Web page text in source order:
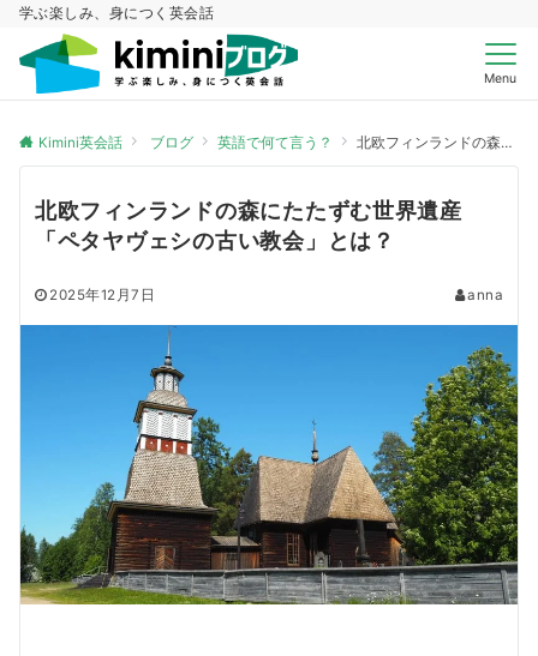
学ぶ楽しみ、身につく英会話
Menu
Kimini英会話 ブログ 英語で何て言う？ 北欧フィンランドの森にたたずむ世界遺産「ペタヤヴェシの古い教会」とは？
北欧フィンランドの森にたたずむ世界遺産
「ペタヤヴェシの古い教会」とは？
2025年12月7日 anna